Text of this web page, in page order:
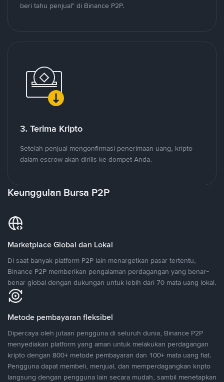
beri tahu penjual" di Binance P2P.
3. Terima Kripto
Setelah penjual mengonfirmasi penerimaan uang, kripto
dalam escrow akan dirilis ke dompet Anda.
Keunggulan Bursa P2P
Marketplace Global dan Lokal
Di saat banyak platform P2P lain menargetkan pasar tertentu,
Binance P2P memberikan pengalaman perdagangan yang benar-
benar global dengan dukungan untuk lebih dari 70 mata uang lokal.
Metode pembayaran fleksibel
Dipercaya oleh jutaan pengguna di seluruh dunia, Binance P2P
menyediakan platform yang aman untuk melakukan perdagangan
kripto dengan 800+ metode pembayaran dan 100+ mata uang fiat.
Pengguna dapat membeli, menjual, dan memperdagangkan kripto
langsung dengan pengguna lain secara mudah, sambil menetapkan